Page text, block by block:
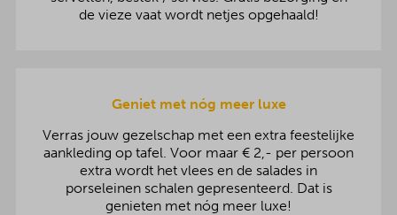
de vieze vaat wordt netjes opgehaald!
Geniet met nóg meer luxe
Verras jouw gezelschap met een extra feestelijke
aankleding op tafel. Voor maar € 2,- per persoon
extra wordt het vlees en de salades in
porseleinen schalen gepresenteerd. Dat is
genieten met nóg meer luxe!